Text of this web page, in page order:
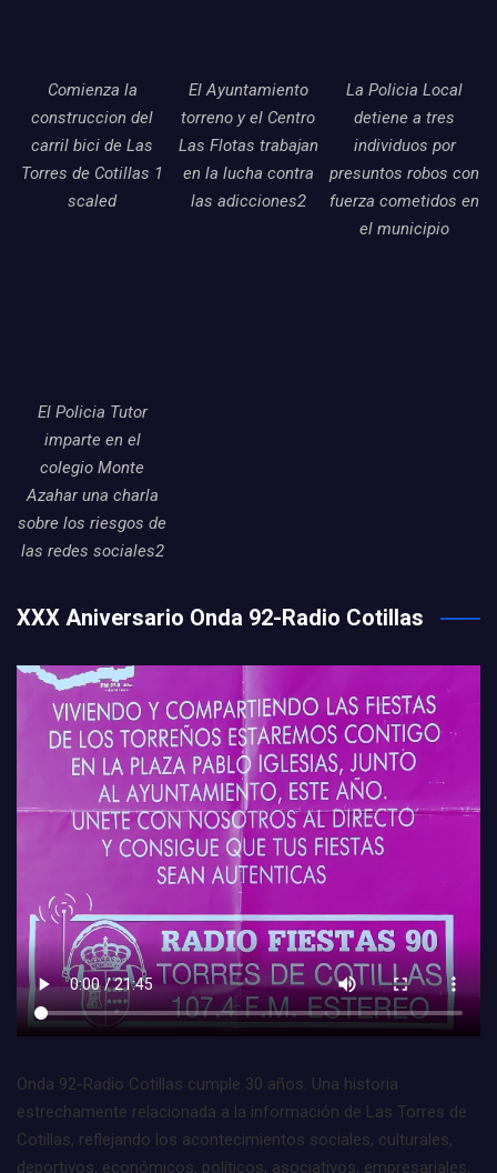
Comienza la
construccion del
carril bici de Las
Torres de Cotillas 1
scaled
El Ayuntamiento
torreno y el Centro
Las Flotas trabajan
en la lucha contra
las adicciones2
La Policia Local
detiene a tres
individuos por
presuntos robos con
fuerza cometidos en
el municipio
El Policia Tutor
imparte en el
colegio Monte
Azahar una charla
sobre los riesgos de
las redes sociales2
XXX Aniversario Onda 92-Radio Cotillas
Onda 92-Radio Cotillas cumple 30 años. Una historia
estrechamente relacionada a la información de Las Torres de
Cotillas, reflejando los acontecimientos sociales, culturales,
deportivos, económicos, políticos, asociativos, empresariales,